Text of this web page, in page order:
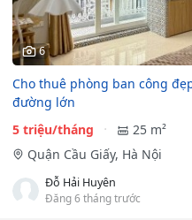
6
Cho thuê phòng ban công
đường lớn
5 triệu/tháng
25 m²
Quận Cầu Giấy, Hà Nội
Đỗ Hải Huyên
Đăng 6 tháng trước